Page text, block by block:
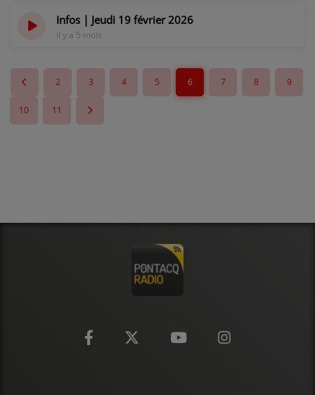
Infos | Jeudi 19 février 2026
il y a 5 mois
2 3 4 5 6 7 8 9
10 11